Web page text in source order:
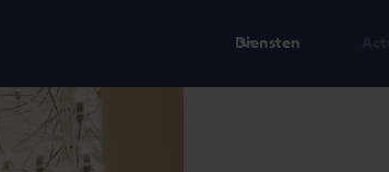
Diensten